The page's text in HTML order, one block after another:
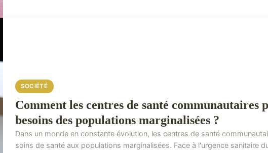
SOCIÉTÉ
Comment les centres de santé communautaires
besoins des populations marginalisées ?
Dans un monde en constante évolution, les centres de santé
soins de santé aux populations marginalisées. Face à l'urgence sanitaire